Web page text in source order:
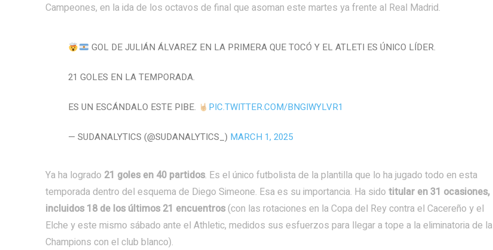
Campeones, en la ida de los octavos de final que asoman este martes ya frente al Real Madrid.
GOL DE JULIÁN ÁLVAREZ EN LA PRIMERA QUE TOCÓ Y EL ATLETI ES ÚNICO LÍDER.
21 GOLES EN LA TEMPORADA.
ES UN ESCÁNDALO ESTE PIBE. PIC.TWITTER.COM/BNGIWYLVR1
— SUDANALYTICS (@SUDANALYTICS_) MARCH 1, 2025
Ya ha logrado 21 goles en 40 partidos. Es el único futbolista de la plantilla que lo ha jugado todo en esta
temporada dentro del esquema de Diego Simeone. Esa es su importancia. Ha sido titular en 31 ocasiones,
incluidos 18 de los últimos 21 encuentros(con las rotaciones en la Copa del Rey contra el Cacereño y el
Elche y este mismo sábado ante el Athletic, medidos sus esfuerzos para llegar a tope a la eliminatoria de la
Champions con el club blanco).